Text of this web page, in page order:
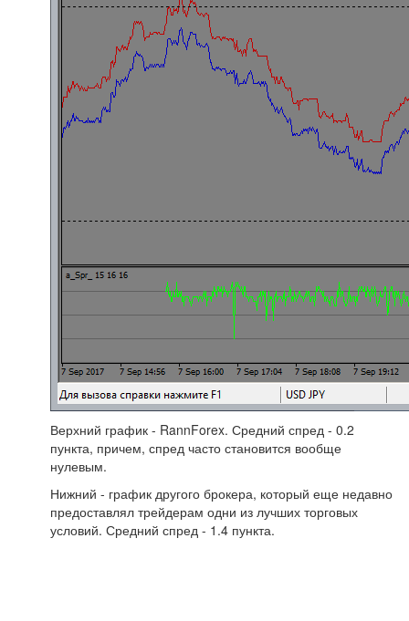
Верхний график - RannForex. Средний спред - 0.2
пункта, причем, спред часто становится вообще
нулевым.
Нижний - график другого брокера, который еще недавно
предоставлял трейдерам одни из лучших торговых
условий. Средний спред - 1.4 пункта.